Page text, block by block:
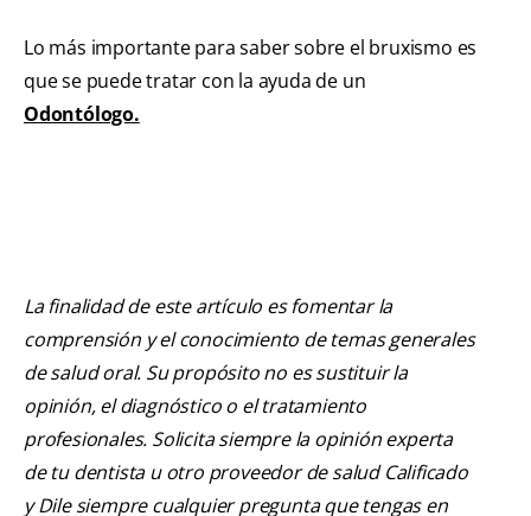
Lo más importante para saber sobre el bruxismo es
que se puede tratar con la ayuda de un
Odontólogo.
La finalidad de este artículo es fomentar la
comprensión y el conocimiento de temas generales
de salud oral. Su propósito no es sustituir la
opinión, el diagnóstico o el tratamiento
profesionales. Solicita siempre la opinión experta
de tu dentista u otro proveedor de salud Calificado
y Dile siempre cualquier pregunta que tengas en